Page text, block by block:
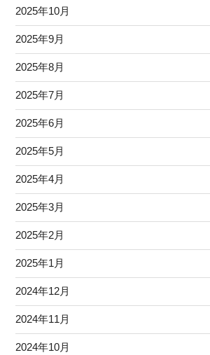
2025年10月
2025年9月
2025年8月
2025年7月
2025年6月
2025年5月
2025年4月
2025年3月
2025年2月
2025年1月
2024年12月
2024年11月
2024年10月